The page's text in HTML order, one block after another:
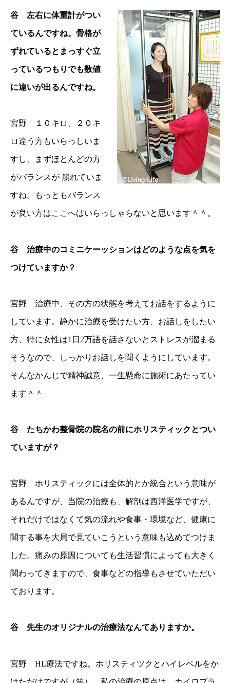
谷 左右に体重計がつい
ているんですね。骨格が
ずれているとまっすぐ立
っているつもりでも数値
に違いが出るんですね。
宮野 １０キロ、２０キ
ロ違う方もいらっしいま
すし、まずほとんどの方
がバランスが 崩れていま
すね。もっともバランス
が良い方はここへはいらっしゃらないと思います＾＾。
谷 治療中のコミニケーッションはどのような点を気を
つけていますか？
宮野 治療中、その方の状態を考えてお話をするように
しています。静かに治療を受けたい方、お話しをしたい
方、特に女性は1日2万語を話さないとストレスが溜まる
そうなので、しっかりお話しを聞くようにしています。
そんなかんじで精神誠意、一生懸命に施術にあたってい
ます＾＾
谷 たちかわ整骨院の院名の前にホリスティックとつい
ていますが？
宮野 ホリスティックには全体的とか統合という意味が
あるんですが、当院の治療も、解剖は西洋医学ですが、
それだけではなくて気の流れや食事・環境など、健康に
関する事を大局で見ていこうという意味も込めてつけま
した。痛みの原因についても生活習慣によっても大きく
関わってきますので、食事などの指導もさせていただい
ております。
谷 先生のオリジナルの治療法なんてありますか。
宮野 HL療法ですね。ホリスティツクとハイレベルをか